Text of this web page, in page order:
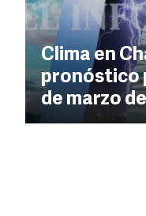
Clima en
pronóstico
de marzo